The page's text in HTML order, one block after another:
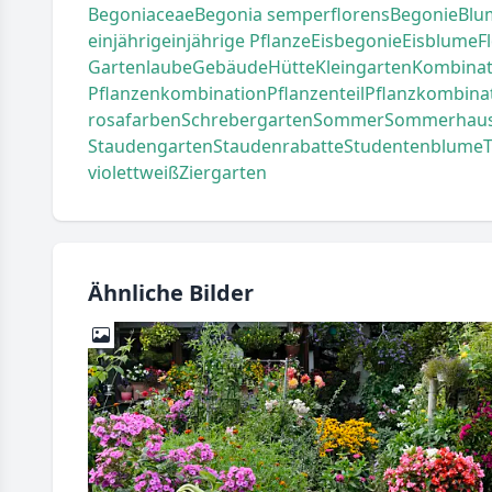
BegoniaceaeBegonia semperflorensBegonie
einjährigeinjährige PflanzeEisbegonieEisblume
GartenlaubeGebäudeHütteKleingarten
PflanzenkombinationPflanzenteil
rosafarbenSchrebergartenSommer
StaudengartenStaudenrabatteStudentenblume
violettweißZiergarten
Ähnliche Bilder